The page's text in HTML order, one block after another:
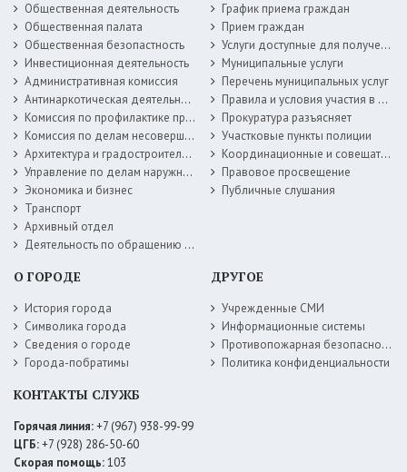
Общественная деятельность
Общественная палата
Общественная безопастность
Инвестиционная деятельность
Административная комиссия
Антинаркотическая деятельность
Комиссия по профилактике правонарушений
Комиссия по делам несовершеннолетних
Архитектура и градостроительство
Управление по делам наружной рекламы
Экономика и бизнес
Транспорт
Архивный отдел
Деятельность по обращению с животными без владельцев
График приема граждан
Прием граждан
Услуги доступные для получения в электронной форме
Муниципальные услуги
Перечень муниципальных услуг
Правила и условия участия в жилищных программах
Прокуратура разъясняет
Участковые пункты полиции
Координационные и совещательные органы
Правовое просвещение
Публичные слушания
О ГОРОДЕ
История города
Символика города
Сведения о городе
Города-побратимы
ДРУГОЕ
Учрежденные СМИ
Информационные системы
Противопожарная безопасность
Политика конфиденциальности
КОНТАКТЫ СЛУЖБ
Горячая линия:+7 (967) 938-99-99
ЦГБ:+7 (928) 286-50-60
Скорая помощь:103